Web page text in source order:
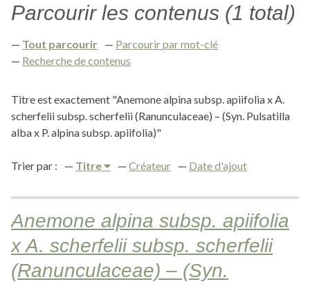
Parcourir les contenus (1 total)
Tout parcourir
Parcourir par mot-clé
Recherche de contenus
Titre est exactement "Anemone alpina subsp. apiifolia x A.
scherfelii subsp. scherfelii (Ranunculaceae) – (Syn. Pulsatilla
alba x P. alpina subsp. apiifolia)"
Trier par : Titre Créateur Date d'ajout
Anemone alpina subsp. apiifolia
x A. scherfelii subsp. scherfelii
(Ranunculaceae) – (Syn.